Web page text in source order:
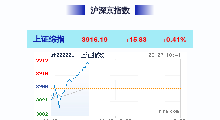
沪深京指数
上证综指 3916.19 +15.83 +0.41%